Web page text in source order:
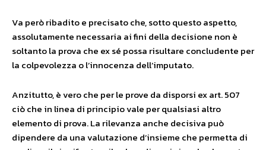
Va però ribadito e precisato che, sotto questo aspetto,
assolutamente necessaria ai fini della decisione non è
soltanto la prova che ex sé possa risultare concludente per
la colpevolezza o l’innocenza dell’imputato.
Anzitutto, è vero che per le prove da disporsi ex art. 507
ciò che in linea di principio vale per qualsiasi altro
elemento di prova. La rilevanza anche decisiva può
dipendere da una valutazione d’insieme che permetta di